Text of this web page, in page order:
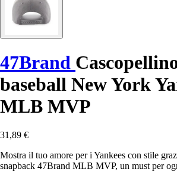
47Brand
baseball New York
MLB MVP
31,89 €
Mostra il tuo amore per i Yankees con stile
snapback 47Brand MLB MVP, un must per